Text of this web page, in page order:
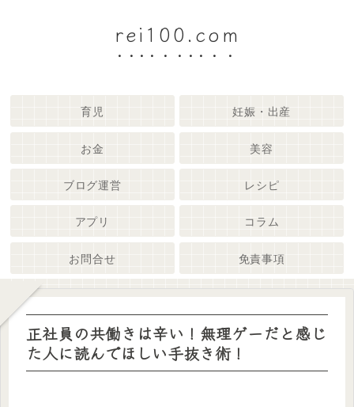
rei100.com
育児 妊娠・出産
お金 美容
ブログ運営 レシピ
アプリ コラム
お問合せ 免責事項
正社員の共働きは辛い！無理ゲーだと感じ
た人に読んでほしい手抜き術！